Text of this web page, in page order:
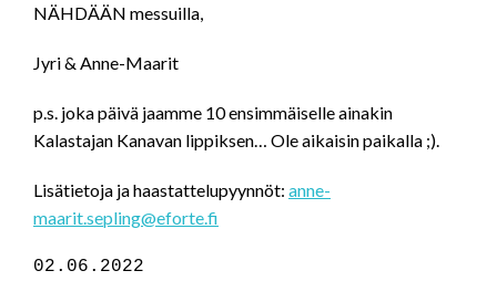
NÄHDÄÄN messuilla,
Jyri & Anne-Maarit
p.s. joka päivä jaamme 10 ensimmäiselle ainakin
Kalastajan Kanavan lippiksen… Ole aikaisin paikalla ;).
Lisätietoja ja haastattelupyynnöt: anne-
maarit.sepling@eforte.fi
02.06.2022